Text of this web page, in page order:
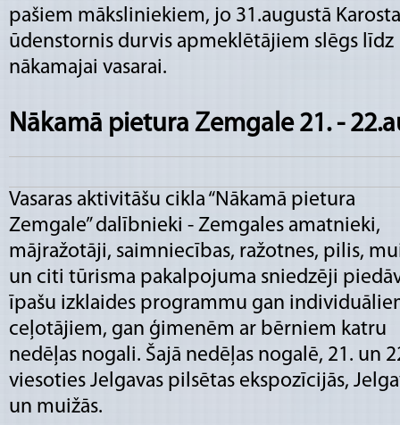
pašiem māksliniekiem, jo 31.augustā
ūdenstornis durvis apmeklētājiem slēgs līdz
nākamajai vasarai.
Nākamā pietura Zemgale 21. -
Vasaras aktivitāšu cikla “Nākamā pietura
Zemgale” dalībnieki - Zemgales amatnieki,
mājražotāji, saimniecības, ražotnes, pilis,
un citi tūrisma pakalpojuma sniedzēji
īpašu izklaides programmu gan
ceļotājiem, gan ģimenēm ar bērniem katru
nedēļas nogali. Šajā nedēļas nogalē, 21. un
viesoties Jelgavas pilsētas ekspozīcijās,
un muižās.